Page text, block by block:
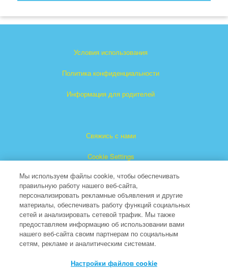
Условия использования
Политика конфиденциальности
Информация для родителей
Свяжись с нами
Cookie Settings
"Суперкнига" является зарегистрированной торговой
маркой The Christian Broadcasting Network, Inc.
Все права защищены.
Мы используем файлы cookie, чтобы обеспечивать
правильную работу нашего веб-сайта,
персонализировать рекламные объявления и другие
материалы, обеспечивать работу функций социальных
сетей и анализировать сетевой трафик. Мы также
предоставляем информацию об использовании вами
нашего веб-сайта своим партнерам по социальным
сетям, рекламе и аналитическим системам.
Настройки файлов cookie